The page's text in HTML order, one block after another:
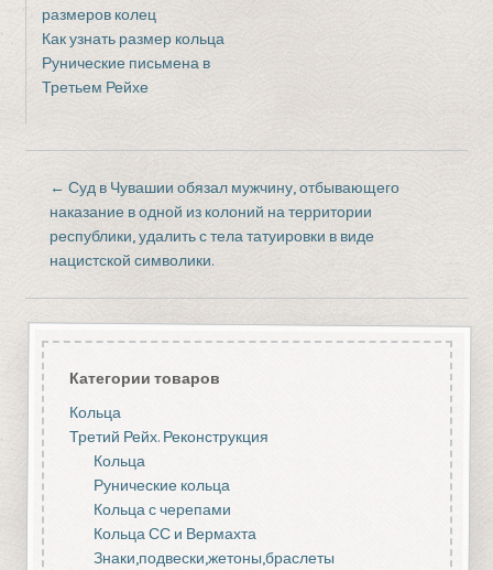
размеров колец
Как узнать размер кольца
Рунические письмена в
Третьем Рейхе
← Суд в Чувашии обязал мужчину, отбывающего
наказание в одной из колоний на территории
республики, удалить с тела татуировки в виде
нацистской символики.
Категории товаров
Кольца
Третий Рейх. Реконструкция
Кольца
Рунические кольца
Кольца с черепами
Кольца СС и Вермахта
Знаки,подвески,жетоны,браслеты